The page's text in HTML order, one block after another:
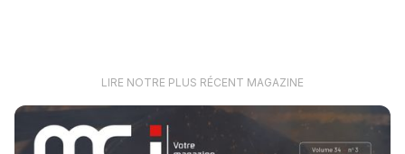
LIRE NOTRE PLUS RÉCENT MAGAZINE